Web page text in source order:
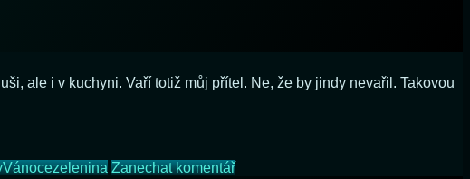
ale i v kuchyni. Vaří totiž můj přítel. Ne, že by jindy nevařil. Takovou
Vánocezelenina Zanechat komentářna